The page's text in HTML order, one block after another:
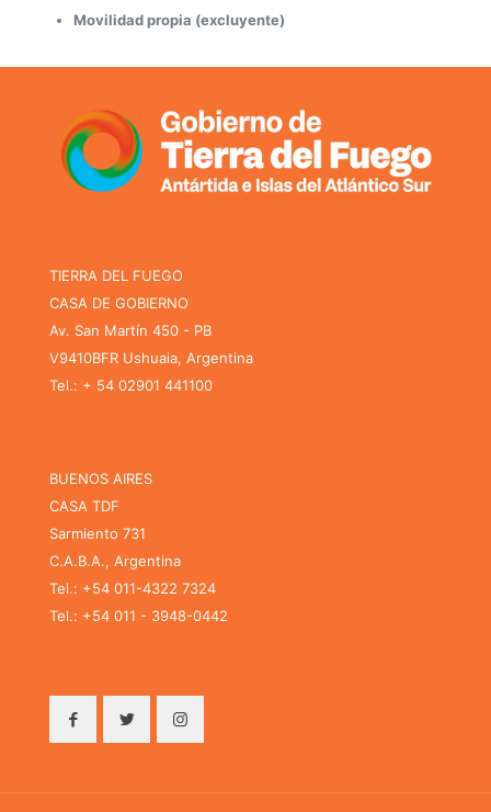
Movilidad propia (excluyente)
TIERRA DEL FUEGO
CASA DE GOBIERNO
Av. San Martín 450 - PB
V9410BFR Ushuaia, Argentina
Tel.: + 54 02901 441100
BUENOS AIRES
CASA TDF
Sarmiento 731
C.A.B.A., Argentina
Tel.: +54 011-4322 7324
Tel.: +54 011 - 3948-0442